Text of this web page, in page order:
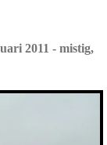
2011 - mistig,